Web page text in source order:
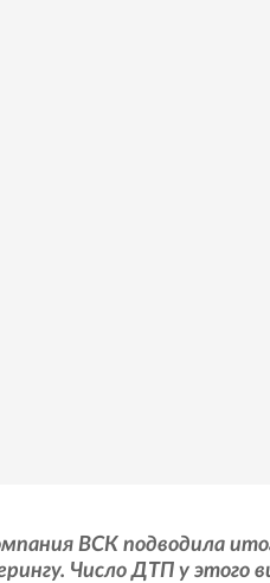
ВСК подводила
Число ДТП у этого